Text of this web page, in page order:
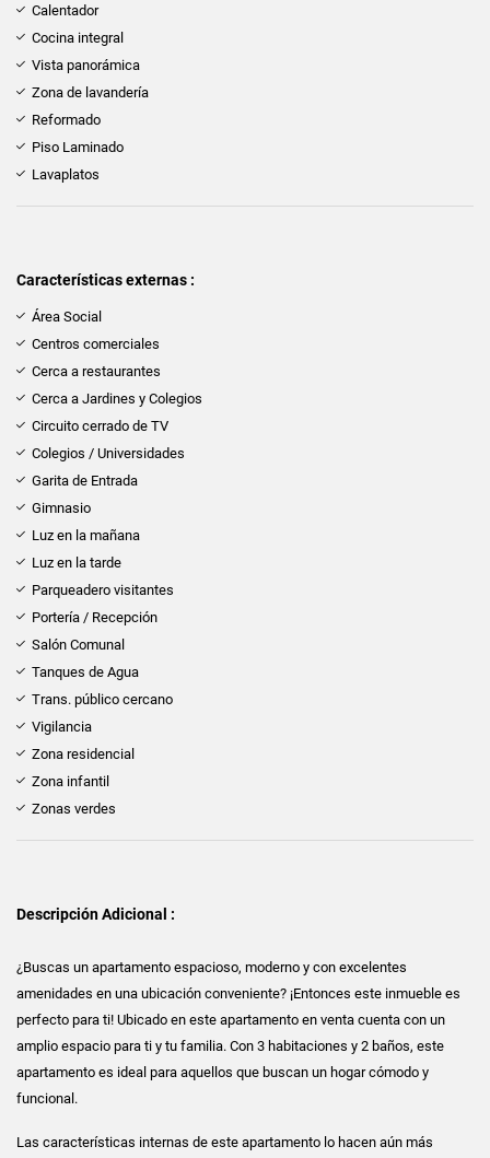
Calentador
Cocina integral
Vista panorámica
Zona de lavandería
Reformado
Piso Laminado
Lavaplatos
Características externas :
Área Social
Centros comerciales
Cerca a restaurantes
Cerca a Jardines y Colegios
Circuito cerrado de TV
Colegios / Universidades
Garita de Entrada
Gimnasio
Luz en la mañana
Luz en la tarde
Parqueadero visitantes
Portería / Recepción
Salón Comunal
Tanques de Agua
Trans. público cercano
Vigilancia
Zona residencial
Zona infantil
Zonas verdes
Descripción Adicional :
¿Buscas un apartamento espacioso, moderno y con excelentes
amenidades en una ubicación conveniente? ¡Entonces este inmueble es
perfecto para ti! Ubicado en este apartamento en venta cuenta con un
amplio espacio para ti y tu familia. Con 3 habitaciones y 2 baños, este
apartamento es ideal para aquellos que buscan un hogar cómodo y
funcional.
Las características internas de este apartamento lo hacen aún más